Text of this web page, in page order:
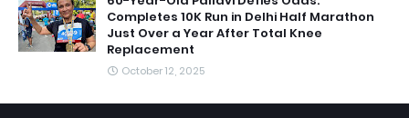
Completes 10K Run in Delhi Half Marathon
Just Over a Year After Total Knee
Replacement
October 12, 2025